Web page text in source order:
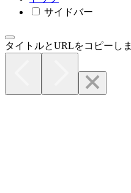
サイドバー
タイトルとURLをコピーし